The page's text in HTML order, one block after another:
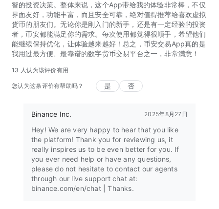
智的投资决策。整体来说，这个App带给我的体验非常棒，不仅
界面友好，功能丰富，而且安全可靠，绝对值得推荐给喜欢虚拟
货币的朋友们。无论你是刚入门的新手，还是有一定经验的投资
者，币安都能满足你的需求。每次使用都觉得很顺手，希望他们
能继续保持优化，让体验越来越好！总之，币安交易App真的是
我用过最方便、最靠谱的数字货币交易平台之一，非常满意！
13 人认为该评价有用
您认为这条评价有帮助吗？ 是 否
Binance Inc. 2025年8月27日
Hey! We are very happy to hear that you like
the platform! Thank you for reviewing us, it
really inspires us to be even better for you. If
you ever need help or have any questions,
please do not hesitate to contact our agents
through our live support chat at:
binance.com/en/chat | Thanks.